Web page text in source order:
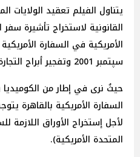
يتناول الفيلم تعقيد الولايات
القانونية لاستخراج تأشيرة
سپتمبر 2001 وتفجير أبراج التجارة العالمية.
حيثُ نرى في إطار من الكوميديا
السفارة الأمريكية بالقاهرة
لأجل إستخراج الأوراق اللازمة
المتحدة الأمريكية).